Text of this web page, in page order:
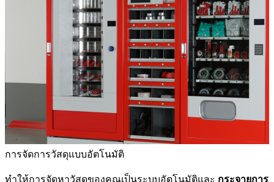
การจัดการวัสดุแบบอัตโนมัติ
ทำให้การจัดหาวัสดุของคุณเป็นระบบอัตโนมัติและ กระจายการ